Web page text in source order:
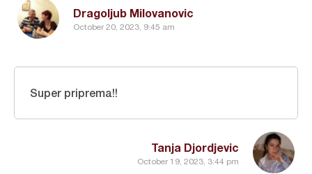
Dragoljub Milovanovic
October 20, 2023, 9:45 am
Tanja Djordjevic
October 19, 2023, 3:44 pm
Super priprema!!